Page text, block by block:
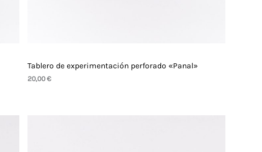
Tablero de experimentación perforado «Panal»
20,00€